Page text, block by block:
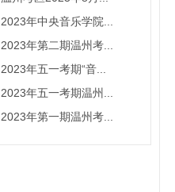
2023年中央音乐学院...
2023年第二期温州考...
2023年五一考期“音...
2023年五一考期温州...
2023年第一期温州考...